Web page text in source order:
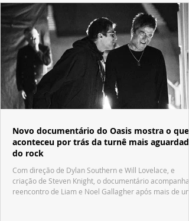
Novo documentário do Oasis mostra o que
aconteceu por trás da turnê mais aguardada
do rock
Com direção de Dylan Southern e Will Lovelace, e
criação de Steven Knight, o documentário acompanha
reencontro de Liam e Noel Gallagher após mais de